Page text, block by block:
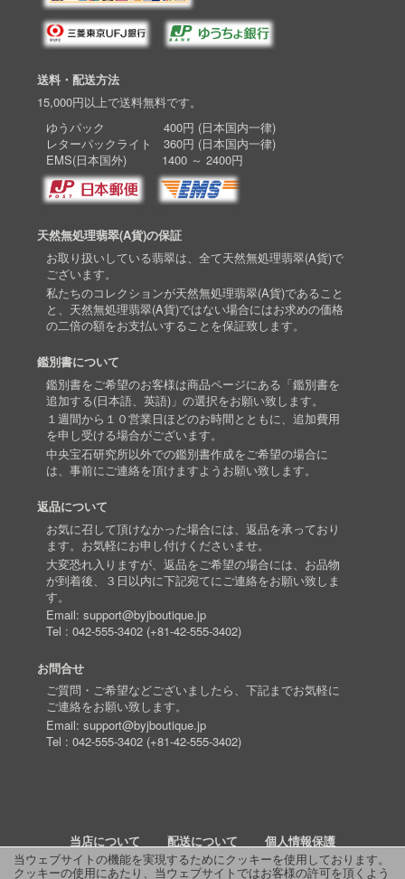
当ウェブサイトの機能を実現するためにクッキーを使用しております。
クッキーの使用にあたり、当ウェブサイトではお客様の許可を頂くよう
送料・配送方法
15,000円以上で送料無料です。
ゆうパック 400円 (日本国内一律)
レターパックライト 360円 (日本国内一律)
EMS(日本国外) 1400 ～ 2400円
天然無処理翡翠(A貨)の保証
お取り扱いしている翡翠は、全て天然無処理翡翠(A貨)で
ございます。
私たちのコレクションが天然無処理翡翠(A貨)であること
と、天然無処理翡翠(A貨)ではない場合にはお求めの価格
の二倍の額をお支払いすることを保証致します。
鑑別書について
鑑別書をご希望のお客様は商品ページにある「鑑別書を
追加する(日本語、英語)」の選択をお願い致します。
１週間から１０営業日ほどのお時間とともに、追加費用
を申し受ける場合がございます。
中央宝石研究所以外での鑑別書作成をご希望の場合に
は、事前にご連絡を頂けますようお願い致します。
返品について
お気に召して頂けなかった場合には、返品を承っており
ます。お気軽にお申し付けくださいませ。
大変恐れ入りますが、返品をご希望の場合には、お品物
が到着後、３日以内に下記宛てにご連絡をお願い致しま
す。
Email: support@byjboutique.jp
Tel : 042-555-3402(+81-42-555-3402)
お問合せ
ご質問・ご希望などございましたら、下記までお気軽に
ご連絡をお願い致します。
Email: support@byjboutique.jp
Tel : 042-555-3402(+81-42-555-3402)
当店について 配送について
個人情報保護
詳細検索
よくあるご質問 お問い合わせ RSS